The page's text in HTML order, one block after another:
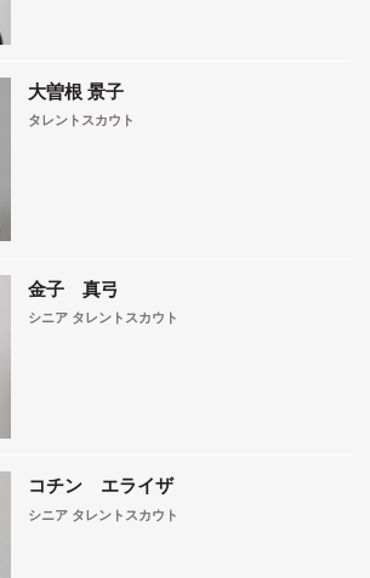
大曽根 景子
タレントスカウト
金子 真弓
シニア タレントスカウト
コチン エライザ
シニア タレントスカウト